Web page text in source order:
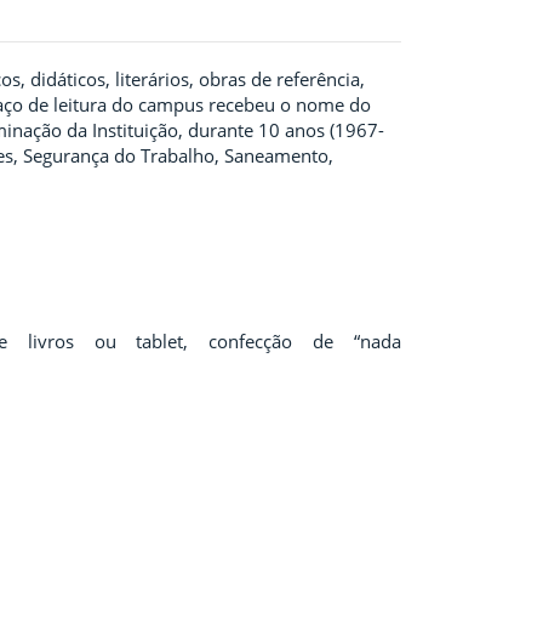
didáticos, literários, obras de referência,
de leitura do campus recebeu o nome do
da Instituição, durante 10 anos (1967-
Segurança do Trabalho, Saneamento,
livros ou tablet, confecção de “nada